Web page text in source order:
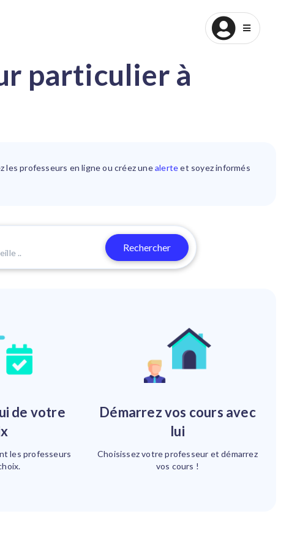
particulier à
les professeurs en ligneou créez unealerteet soyez informés
les professeurs
Démarrez vos cours avec
lui
Choisissez votre professeur et démarrez
vos cours !